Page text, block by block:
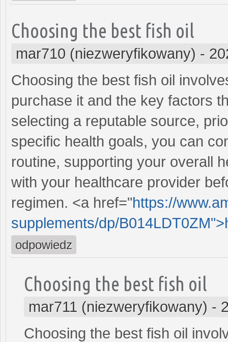
Choosing the best fish oil
mar710 (niezweryfikowany) -
Choosing the best fish oil
purchase it and the key factors
selecting a reputable source,
specific health goals, you can
routine, supporting your overall
with your healthcare provider
regimen. <a href="https://
supplements/dp/
odpowiedz
Choosing the best fish oil
mar711 (niezweryfikowany) -
Choosing the best fish oil